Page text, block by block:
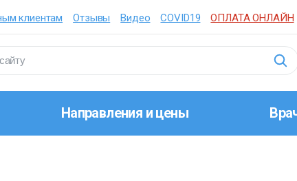
клиентам Отзывы Видео COVID19 ОПЛАТА ОНЛАЙН
Направления и цены